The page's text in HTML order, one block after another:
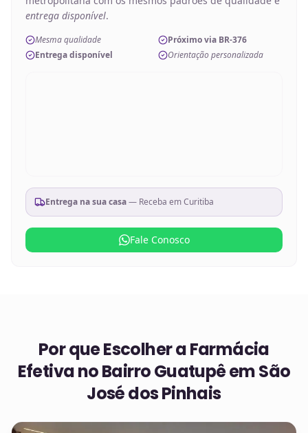
entrega disponível.
Mesma qualidade
Próximo via BR-376
Entrega disponível
Orientação personalizada
Entrega na sua casa— Receba emCuritiba
Fale Conosco
Por que Escolher a Farmácia
Efetiva noBairro Guatupê em São
José dos Pinhais